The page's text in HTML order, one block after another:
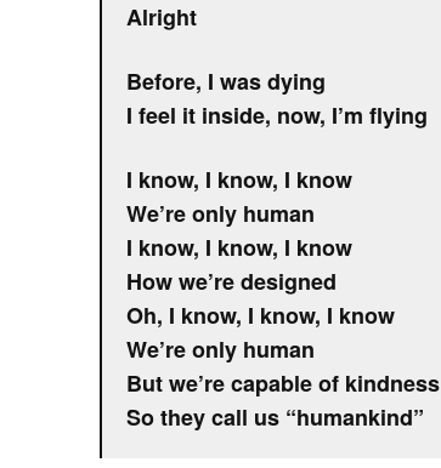
Alright
Before, I was dying
I feel it inside, now, I’m flying
I know, I know, I know
We’re only human
I know, I know, I know
How we’re designed
Oh, I know, I know, I know
We’re only human
But we’re capable of kindness
So they call us “humankind”